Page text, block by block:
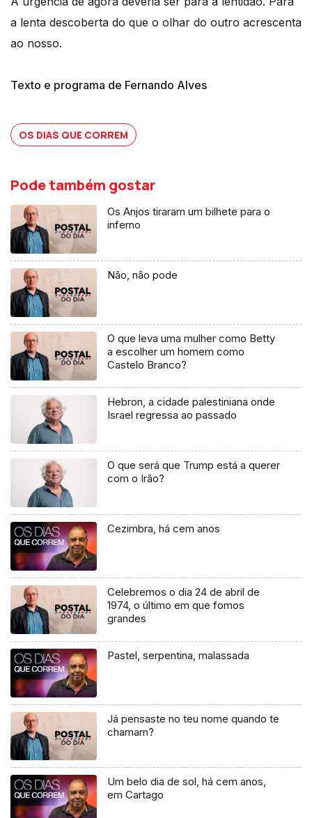
a lenta descoberta do que o olhar do outro acrescenta
ao nosso.
Texto e programa de Fernando Alves
OS DIAS QUE CORREM
Pode também gostar
Os Anjos tiraram um bilhete para o
inferno
Não, não pode
O que leva uma mulher como Betty
a escolher um homem como
Castelo Branco?
Hebron, a cidade palestiniana onde
Israel regressa ao passado
O que será que Trump está a querer
com o Irão?
Cezimbra, há cem anos
Celebremos o dia 24 de abril de
1974, o último em que fomos
grandes
Pastel, serpentina, malassada
Já pensaste no teu nome quando te
chamam?
Um belo dia de sol, há cem anos,
em Cartago